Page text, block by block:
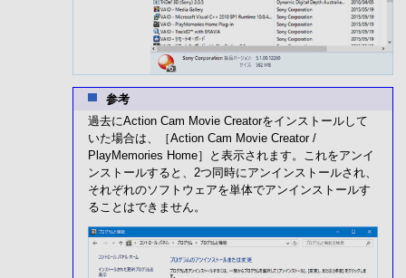
参考
過去にAction Cam Movie Creatorをインストールして
いた場合は、［Action Cam Movie Creator /
PlayMemories Home］と表示されます。これをアンイ
ンストールすると、2つ同時にアンインストールされ、
それぞれのソフトウェアを単体でアンインストールす
ることはできません。